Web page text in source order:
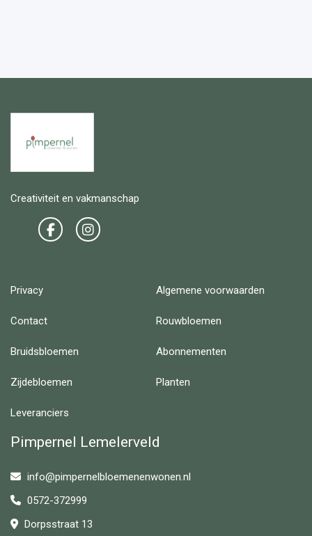
Creativiteit en vakmanschap
Privacy Algemene voorwaarden
Contact Rouwbloemen
Bruidsbloemen Abonnementen
Zijdebloemen Planten
Leveranciers
Pimpernel Lemelerveld
info@pimpernelbloemenenwonen.nl
0572-372999
Dorpsstraat 13